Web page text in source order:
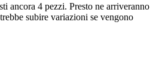
ancora 4 pezzi. Presto ne arriveranno
subire variazioni se vengono